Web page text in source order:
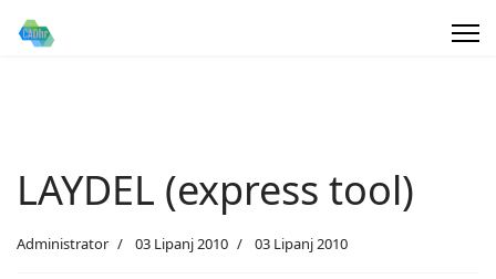
LAYDEL (express tool)
Administrator 03 Lipanj 2010 03 Lipanj 2010